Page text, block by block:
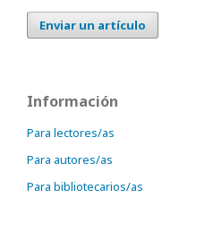
Enviar un artículo
Información
Para lectores/as
Para autores/as
Para bibliotecarios/as